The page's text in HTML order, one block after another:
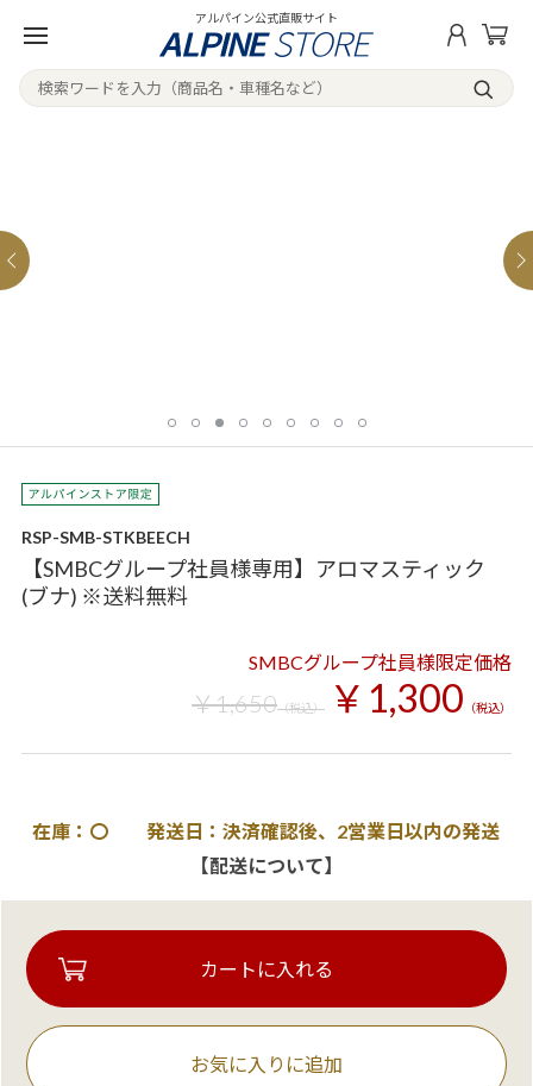
アルパイン公式直販サイト
RSP-SMB-STKBEECH
【SMBCグループ社員様専用】アロマスティック
(ブナ) ※送料無料
SMBCグループ社員様限定価格
￥1,650（税込） ￥1,300 （税込）
在庫：〇 発送日：決済確認後、2営業日以内の発送
【配送について】
お気に入りに追加